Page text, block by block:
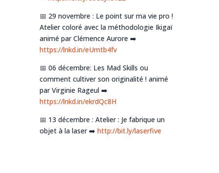
📅 29 novembre : Le point sur ma vie pro !
Atelier coloré avec la méthodologie Ikigaï
animé par Clémence Aurore ➡️
https://lnkd.in/eUmtb4fv
📅 06 décembre: Les Mad Skills ou
comment cultiver son originalité ! animé
par Virginie Rageul ➡️
https://lnkd.in/ekrdQc8H
📅 13 décembre : Atelier : Je fabrique un
objet à la laser ➡️ http://bit.ly/laserfive